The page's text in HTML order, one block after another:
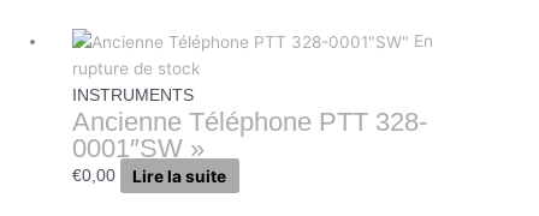
En
rupture de stock
INSTRUMENTS
Ancienne Téléphone PTT 328-
0001″SW »
€0,00 Lire la suite